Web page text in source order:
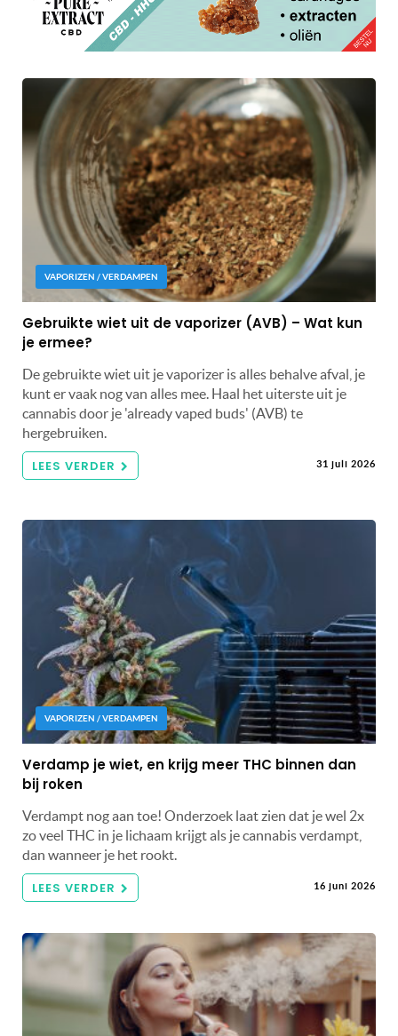
VAPORIZEN / VERDAMPEN
Gebruikte wiet uit de vaporizer (AVB) – Wat kun
je ermee?
De gebruikte wiet uit je vaporizer is alles behalve afval, je
kunt er vaak nog van alles mee. Haal het uiterste uit je
cannabis door je 'already vaped buds' (AVB) te
hergebruiken.
LEES VERDER 31 juli 2026
VAPORIZEN / VERDAMPEN
Verdamp je wiet, en krijg meer THC binnen dan
bij roken
Verdampt nog aan toe! Onderzoek laat zien dat je wel 2x
zo veel THC in je lichaam krijgt als je cannabis verdampt,
dan wanneer je het rookt.
LEES VERDER 16 juni 2026